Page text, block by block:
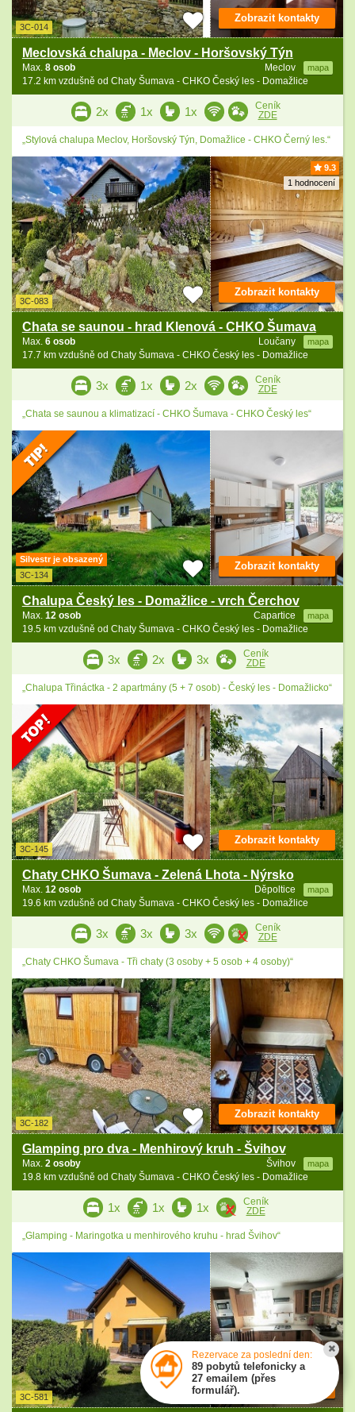
3C-014
Meclovská chalupa - Meclov - Horšovský Týn
Meclov mapa
Max. 8 osob
17.2 km vzdušně od Chaty Šumava - CHKO Český les - Domažlice
Zobrazit kontakty
2x 1x 1x
Ceník
ZDE
„Stylová chalupa Meclov, Horšovský Týn, Domažlice - CHKO Černý les.“
9.3
1 hodnocení
3C-083
Chata se saunou - hrad Klenová - CHKO Šumava
Loučany mapa
Max. 6 osob
17.7 km vzdušně od Chaty Šumava - CHKO Český les - Domažlice
Zobrazit kontakty
3x 1x 2x
Ceník
ZDE
„Chata se saunou a klimatizací - CHKO Šumava - CHKO Český les“
Silvestr je obsazený
3C-134
Chalupa Český les - Domažlice - vrch Čerchov
Capartice mapa
Max. 12 osob
19.5 km vzdušně od Chaty Šumava - CHKO Český les - Domažlice
Zobrazit kontakty
3x 2x 3x
Ceník
ZDE
„Chalupa Třináctka - 2 apartmány (5 + 7 osob) - Český les - Domažlicko“
3C-145
Chaty CHKO Šumava - Zelená Lhota - Nýrsko
Děpoltice mapa
Max. 12 osob
19.6 km vzdušně od Chaty Šumava - CHKO Český les - Domažlice
Zobrazit kontakty
3x 3x 3x
Ceník
ZDE
„Chaty CHKO Šumava - Tři chaty (3 osoby + 5 osob + 4 osoby)“
3C-182
Glamping pro dva - Menhirový kruh - Švihov
Švihov mapa
Max. 2 osoby
19.8 km vzdušně od Chaty Šumava - CHKO Český les - Domažlice
Zobrazit kontakty
1x 1x 1x
Ceník
ZDE
„Glamping - Maringotka u menhirového kruhu - hrad Švihov“
3C-581
Zobrazit kontakty
Rezervace za poslední den:
89 pobytů telefonicky a
27 emailem (přes
formulář).